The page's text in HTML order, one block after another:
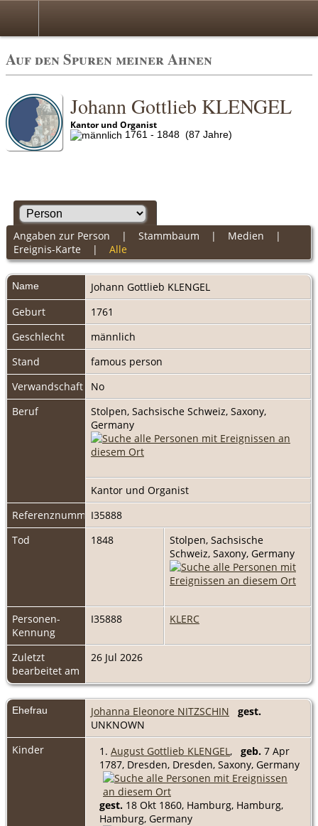
Auf den Spuren meiner Ahnen
Johann Gottlieb KLENGEL
Kantor und Organist
1761 - 1848 (87 Jahre)
Angaben zur Person | Stammbaum | Medien |
Ereignis-Karte | Alle
Name Johann Gottlieb KLENGEL
Geburt
1761
Geschlecht
männlich
Stand
famous person
Verwandschaft
No
Beruf
Stolpen, Sachsische Schweiz, Saxony,
Germany
Kantor und Organist
ReferenznummerI35888
Tod
1848
Stolpen, Sachsische
Schweiz, Saxony, Germany
Personen-
Kennung
I35888 KLERC
Zuletzt
bearbeitet am
26 Jul 2026
Ehefrau Johanna Eleonore NITZSCHIN
gest.
UNKNOWN
Kinder
1. August Gottlieb KLENGEL , geb. 7 Apr
1787, Dresden, Dresden, Saxony, Germany
gest. 18 Okt 1860, Hamburg, Hamburg,
Hamburg, Germany